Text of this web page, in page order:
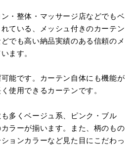
・整体・マッサージ店などでもベ
ている、メッシュ付きのカーテン
でも高い納品実績のある信頼のメ
ます。
能です。カーテン自体にも機能が
使用できるカーテンです。
多くベージュ系、ピンク・ブル
ラーが揃います。また、柄のもの
ョンカラーなど見た目にこだわっ